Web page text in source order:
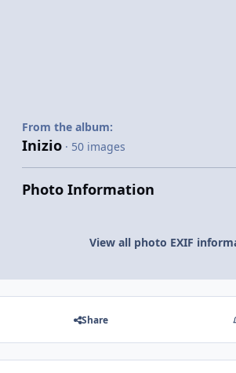
From the album:
Inizio · 50 images
Photo Information
View all photo EXIF
Share